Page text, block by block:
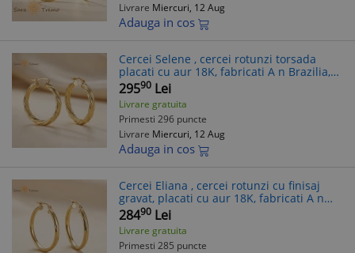
Livrare Miercuri, 12 Aug
Adauga in cos
Cercei Selene , cercei rotunzi torsada
placati cu aur 18K, fabricati A n Brazilia,
3,5 cm
29590 Lei
Livrare gratuita
Primesti 296 puncte
Livrare Miercuri, 12 Aug
Adauga in cos
Cercei Eliana , cercei rotunzi cu finisaj
gravat, placati cu aur 18K, fabricati A n
Brazilia, 3,7 cm
28490 Lei
Livrare gratuita
Primesti 285 puncte